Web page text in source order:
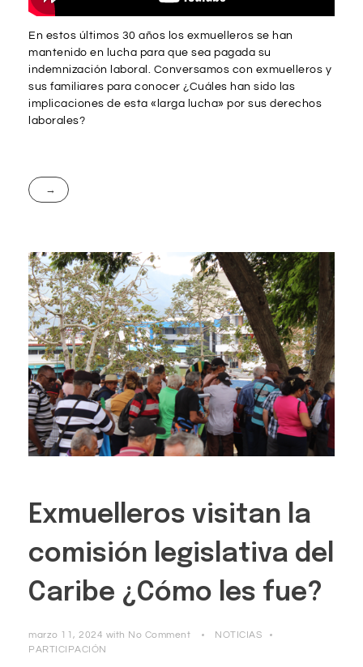
En estos últimos 30 años los exmuelleros se han
mantenido en lucha para que sea pagada su
indemnización laboral. Conversamos con exmuelleros y
sus familiares para conocer ¿Cuáles han sido las
implicaciones de esta «larga lucha» por sus derechos
laborales?
Exmuelleros visitan la
comisión legislativa del
Caribe ¿Cómo les fue?
marzo 11, 2024 with No Comment
NOTICIAS
PARTICIPACIÓN